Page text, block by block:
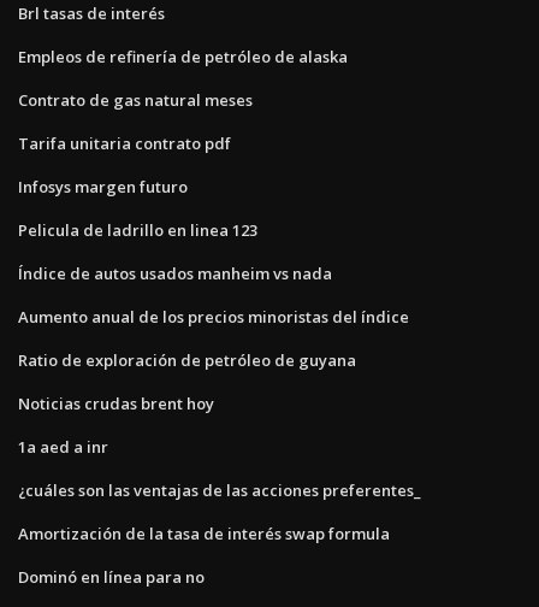
Brl tasas de interés
Empleos de refinería de petróleo de alaska
Contrato de gas natural meses
Tarifa unitaria contrato pdf
Infosys margen futuro
Pelicula de ladrillo en linea 123
Índice de autos usados ​​manheim vs nada
Aumento anual de los precios minoristas del índice
Ratio de exploración de petróleo de guyana
Noticias crudas brent hoy
1a aed a inr
¿cuáles son las ventajas de las acciones preferentes_
Amortización de la tasa de interés swap formula
Dominó en línea para no